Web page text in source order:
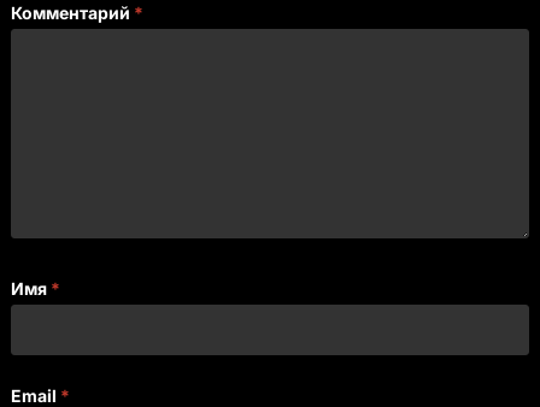
Комментарий *
Имя *
Email *